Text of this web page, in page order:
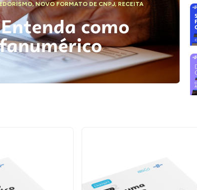
,NOVO FORMATO DE CNPJ,RECEITA
como